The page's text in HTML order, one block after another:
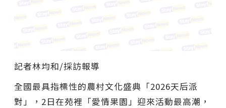
記者林均和/採訪報導
全國最具指標性的農村文化盛典「2026天后派
對」，2日在苑裡「愛情果園」迎來活動最高潮，